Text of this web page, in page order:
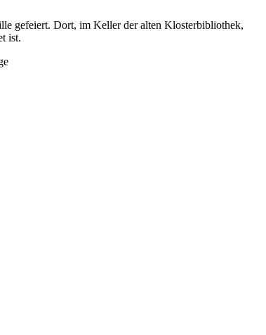
gefeiert. Dort, im Keller der alten Klosterbibliothek,
ist.